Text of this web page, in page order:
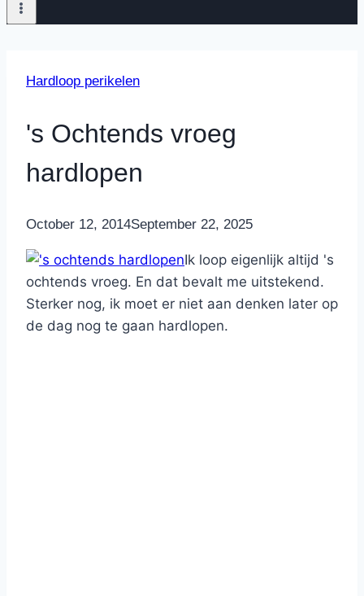
Hardloop perikelen
's Ochtends vroeg
hardlopen
ByNicole
October 12, 2014September 22, 2025
Ik loop eigenlijk altijd 's
ochtends vroeg. En dat bevalt me uitstekend.
Sterker nog, ik moet er niet aan denken later op
de dag nog te gaan hardlopen.